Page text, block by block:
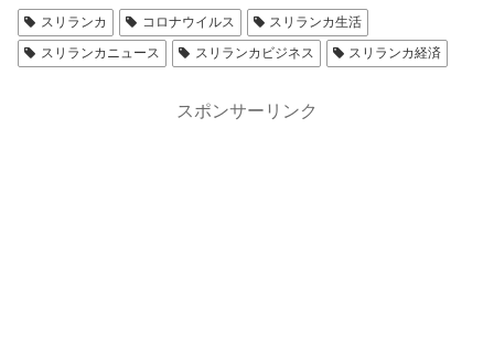
スリランカ コロナウイルス
スリランカ生活
スリランカニュース
スリランカビジネス スリランカ経済
スポンサーリンク